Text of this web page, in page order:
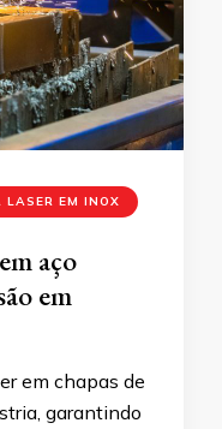
LASER EM INOX
aço
em
em chapas de
garantindo